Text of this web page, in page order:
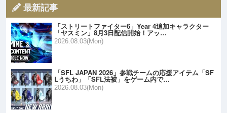
最新記事
「ストリートファイター6」Year 4追加キャラクター
「ヤスミン」8月3日配信開始！アッ…
2026.08.03(Mon)
「SFL JAPAN 2026」参戦チームの応援アイテム「SF
Lうちわ」「SFL法被」をゲーム内で…
2026.08.03(Mon)